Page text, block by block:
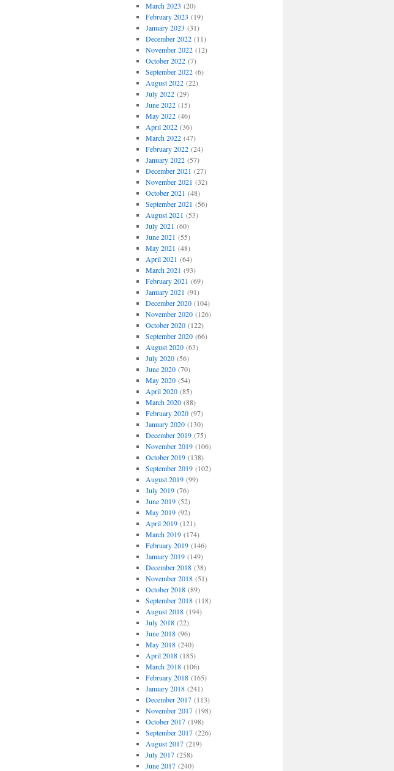
March 2023 (20)
February 2023 (19)
January 2023 (31)
December 2022(11)
November 2022(12)
October 2022(7)
September 2022(6)
August 2022(22)
July 2022(29)
June 2022(15)
May 2022(46)
April 2022(36)
March 2022(47)
February 2022(24)
January 2022(57)
December 2021 (27)
November 2021 (32)
October 2021 (48)
September 2021 (56)
August 2021 (53)
July 2021 (60)
June 2021 (55)
May 2021 (48)
April 2021 (64)
March 2021 (93)
February 2021 (69)
January 2021 (91)
December 2020(104)
November 2020(126)
October 2020(122)
September 2020(66)
August 2020(63)
July 2020(56)
June 2020(70)
May 2020(54)
April 2020(85)
March 2020(88)
February 2020(97)
January 2020(130)
December 2019(75)
November 2019(106)
October 2019(138)
September 2019(102)
August 2019(99)
July 2019(76)
June 2019(52)
May 2019(92)
April 2019(121)
March 2019(174)
February 2019(146)
January 2019(149)
December 2018(38)
November 2018(51)
October 2018(89)
September 2018(118)
August 2018(194)
July 2018(22)
June 2018(96)
May 2018(240)
April 2018(185)
March 2018(106)
February 2018(165)
January 2018(241)
December 2017(113)
November 2017(198)
October 2017(198)
September 2017(226)
August 2017(219)
July 2017(258)
June 2017(240)